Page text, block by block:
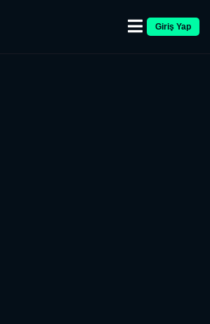
Giriş Yap